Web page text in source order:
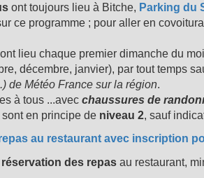
ont toujours lieu à Bitche, Parking du
ce programme ; pour aller en
lieu chaque premier dimanche du
décembre, janvier), par tout temps
de Météo France sur la région.
à tous ...avec chaussures de
en principe de niveau 2, sauf
au restaurant avec inscription
des repas au restaurant,